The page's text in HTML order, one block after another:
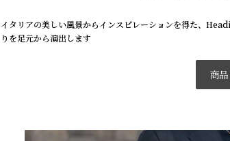
イタリアの美しい風景からインスピレーションを得た、
りを足元から演出します
商